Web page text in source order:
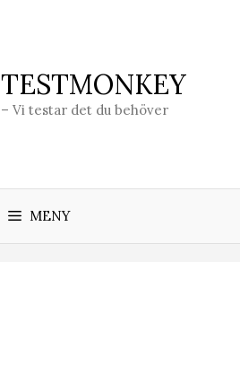
TESTMONKEY
– Vi testar det du behöver
MENY